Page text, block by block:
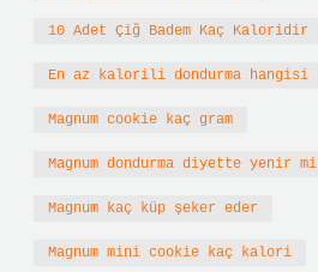
10 Adet Çiğ Badem Kaç Kaloridir
En az kalorili dondurma hangisi
Magnum cookie kaç gram
Magnum dondurma diyette yenir mi
Magnum kaç küp şeker eder
Magnum mini cookie kaç kalori